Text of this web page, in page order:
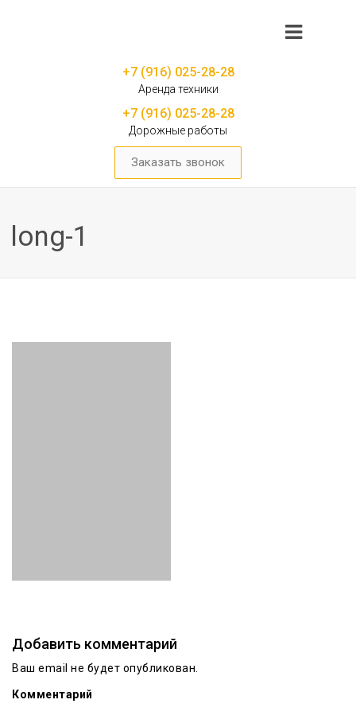
+7 (916) 025-28-28
Аренда техники
+7 (916) 025-28-28
Дорожные работы
Заказать звонок
long-1
Добавить комментарий
Ваш email не будет опубликован.
Комментарий